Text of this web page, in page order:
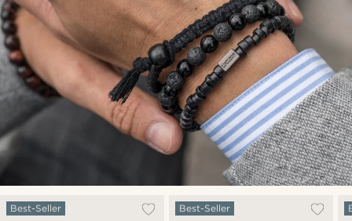
Best-Seller Best-Seller